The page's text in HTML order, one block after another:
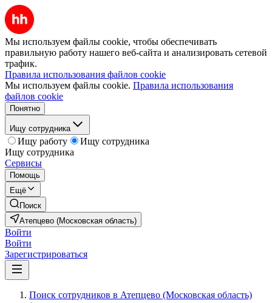
Мы используем файлы cookie, чтобы обеспечивать
правильную работу нашего веб-сайта и анализировать сетевой
трафик.
Правила использования файлов cookie
Мы используем файлы cookie. Правила использования
файлов cookie
Понятно
Ищу сотрудника
Ищу работу
Ищу сотрудника
Ищу сотрудника
Сервисы
Помощь
Ещё
Поиск
Атепцево (Московская область)
Войти
Войти
Зарегистрироваться
Поиск сотрудников в Атепцево (Московская область)